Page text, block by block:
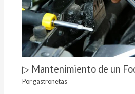
▷ Mantenimiento de un
Porgastronetas